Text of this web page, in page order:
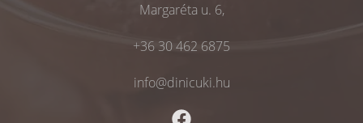
Margaréta u. 6,
+36 30 462 6875
info@dinicuki.hu